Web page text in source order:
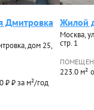
Дмитровка
дом 25,
₽ ₽ за м²/год
Жилой
Москва,
стр. 1
223.0 м²